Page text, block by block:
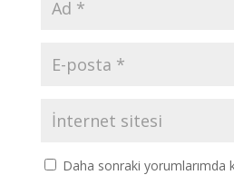
Daha sonraki yorumlarımda